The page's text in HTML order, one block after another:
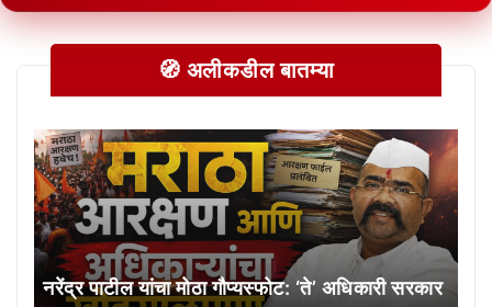
🧭 अलीकडील बातम्या
नरेंद्र पाटील यांचा मोठा गौप्यस्फोट: ‘ते’ अधिकारी सरकार